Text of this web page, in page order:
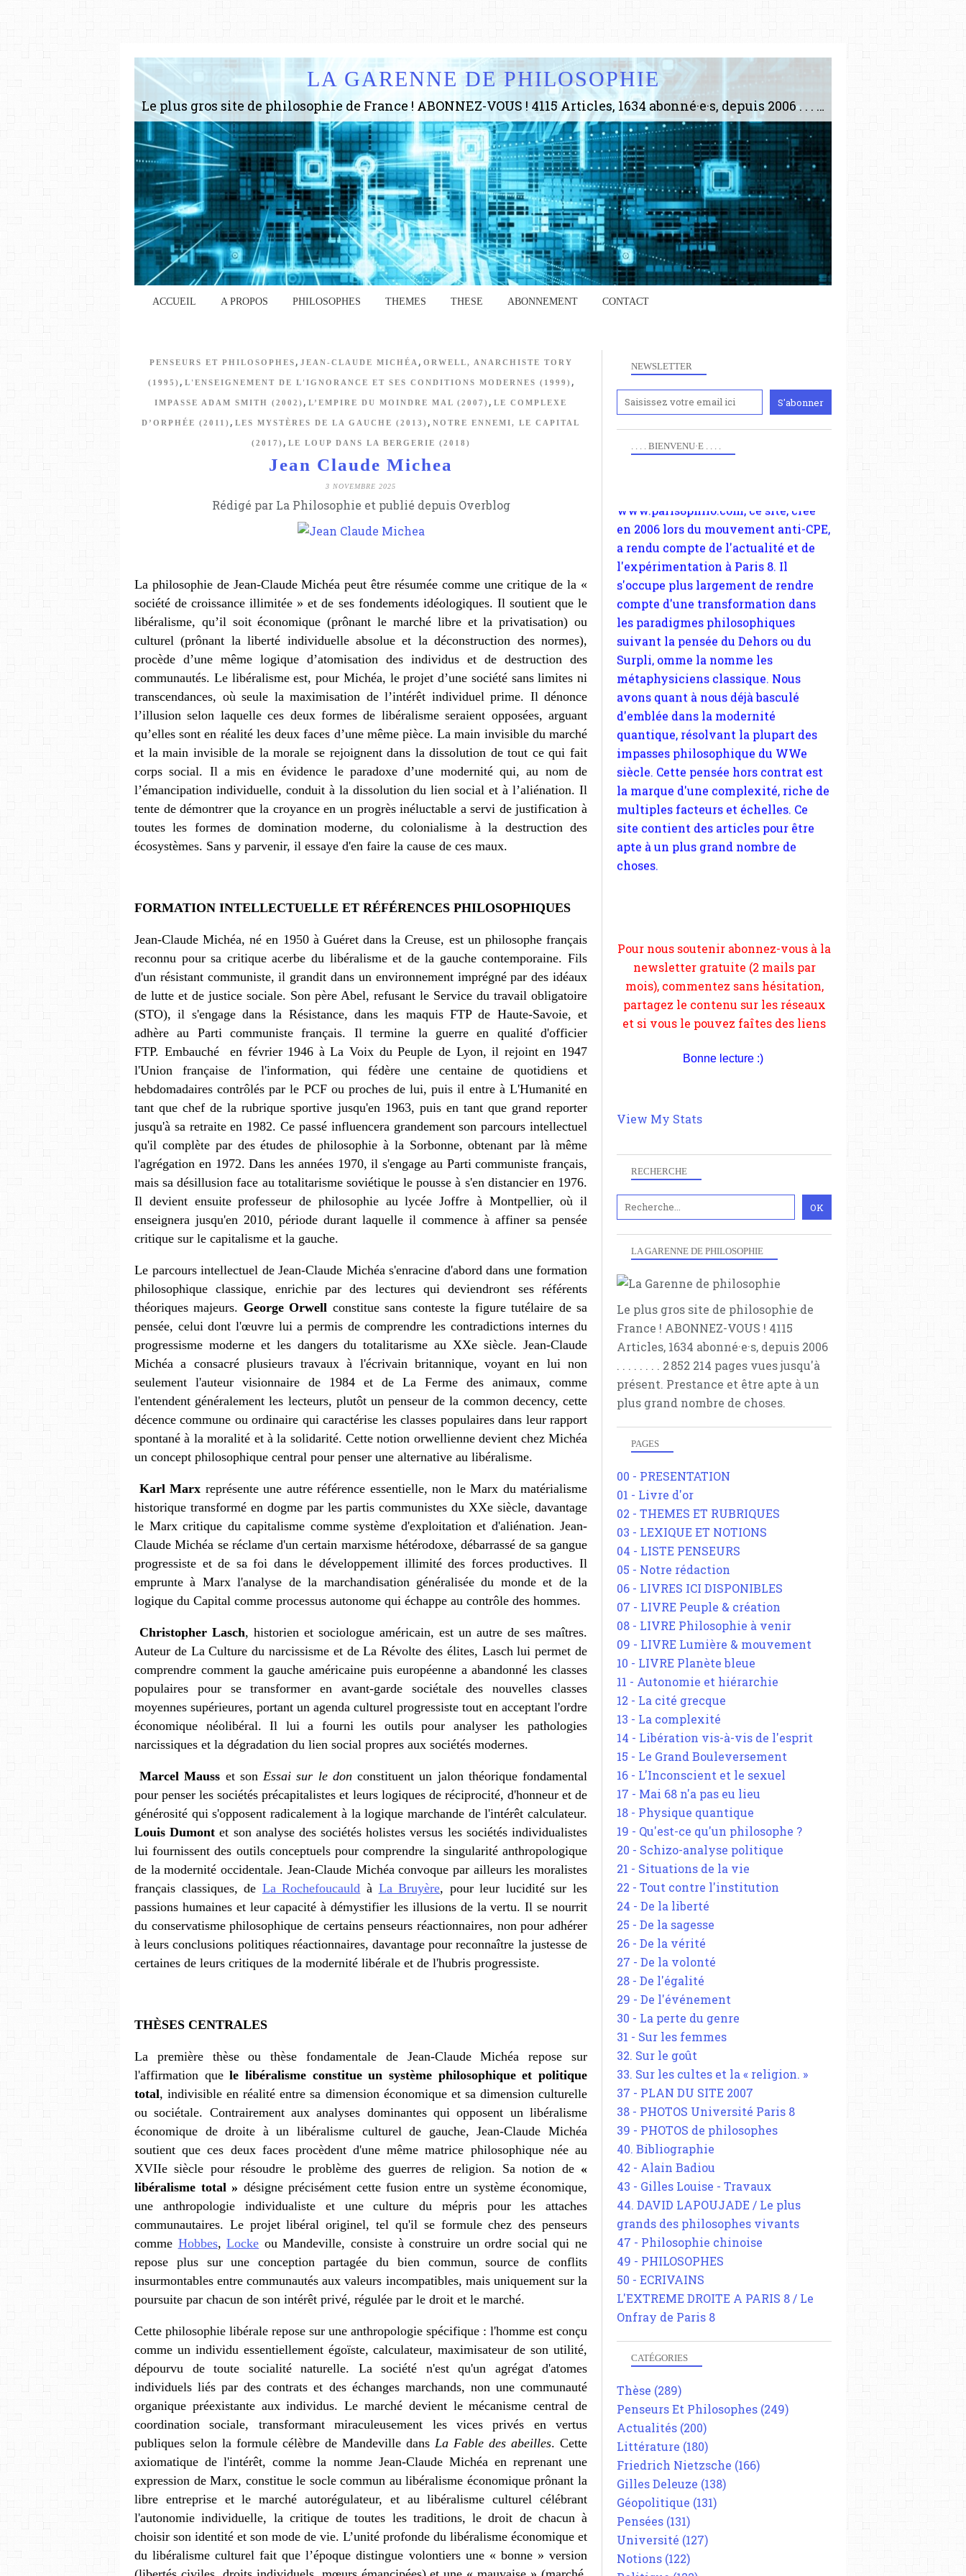
LA GARENNE DE PHILOSOPHIE
Le plus gros site de philosophie de France ! ABONNEZ-VOUS ! 4115 Articles, 1634 abonné·e·s, depuis 2006 . . . . . . . . 2 852 214 pages vues jusqu'à présent. Prestance et être apte à un plus grand nombre de choses.
ACCUEIL A PROPOS PHILOSOPHES THEMES THESE ABONNEMENT CONTACT
PENSEURS ET PHILOSOPHES , JEAN-CLAUDE MICHÉA , ORWELL, ANARCHISTE TORY
(1995) , L'ENSEIGNEMENT DE L'IGNORANCE ET SES CONDITIONS MODERNES (1999) ,
IMPASSE ADAM SMITH (2002) , L’EMPIRE DU MOINDRE MAL (2007) , LE COMPLEXE
D’ORPHÉE (2011) , LES MYSTÈRES DE LA GAUCHE (2013) , NOTRE ENNEMI, LE CAPITAL
(2017) , LE LOUP DANS LA BERGERIE (2018)
Jean Claude Michea
3 NOVEMBRE 2025
Rédigé par La Philosophie et publié depuis Overblog
La philosophie de Jean-Claude Michéa peut être résumée comme une critique de la «
société de croissance illimitée » et de ses fondements idéologiques. Il soutient que le
libéralisme, qu’il soit économique (prônant le marché libre et la privatisation) ou
culturel (prônant la liberté individuelle absolue et la déconstruction des normes),
procède d’une même logique d’atomisation des individus et de destruction des
communautés. Le libéralisme est, pour Michéa, le projet d’une société sans limites ni
transcendances, où seule la maximisation de l’intérêt individuel prime. Il dénonce
l’illusion selon laquelle ces deux formes de libéralisme seraient opposées, arguant
qu’elles sont en réalité les deux faces d’une même pièce. La main invisible du marché
et la main invisible de la morale se rejoignent dans la dissolution de tout ce qui fait
corps social. Il a mis en évidence le paradoxe d’une modernité qui, au nom de
l’émancipation individuelle, conduit à la dissolution du lien social et à l’aliénation. Il
tente de démontrer que la croyance en un progrès inéluctable a servi de justification à
toutes les formes de domination moderne, du colonialisme à la destruction des
écosystèmes. Sans y parvenir, il essaye d'en faire la cause de ces maux.
FORMATION INTELLECTUELLE ET RÉFÉRENCES PHILOSOPHIQUES
Jean-Claude Michéa, né en 1950 à Guéret dans la Creuse, est un philosophe français
reconnu pour sa critique acerbe du libéralisme et de la gauche contemporaine. Fils
d'un résistant communiste, il grandit dans un environnement imprégné par des idéaux
de lutte et de justice sociale. Son père Abel, refusant le Service du travail obligatoire
(STO), il s'engage dans la Résistance, dans les maquis FTP de Haute-Savoie, et
adhère au Parti communiste français. Il termine la guerre en qualité d'officier
FTP. Embauché en février 1946 à La Voix du Peuple de Lyon, il rejoint en 1947
l'Union française de l'information, qui fédère une centaine de quotidiens et
hebdomadaires contrôlés par le PCF ou proches de lui, puis il entre à L'Humanité en
tant que chef de la rubrique sportive jusqu'en 1963, puis en tant que grand reporter
jusqu'à sa retraite en 1982. Ce passé influencera grandement son parcours intellectuel
qu'il complète par des études de philosophie à la Sorbonne, obtenant par là même
l'agrégation en 1972. Dans les années 1970, il s'engage au Parti communiste français,
mais sa désillusion face au totalitarisme soviétique le pousse à s'en distancier en 1976.
Il devient ensuite professeur de philosophie au lycée Joffre à Montpellier, où il
enseignera jusqu'en 2010, période durant laquelle il commence à affiner sa pensée
critique sur le capitalisme et la gauche.
Le parcours intellectuel de Jean-Claude Michéa s'enracine d'abord dans une formation
philosophique classique, enrichie par des lectures qui deviendront ses référents
théoriques majeurs. George Orwell constitue sans conteste la figure tutélaire de sa
pensée, celui dont l'œuvre lui a permis de comprendre les contradictions internes du
progressisme moderne et les dangers du totalitarisme au XXe siècle. Jean-Claude
Michéa a consacré plusieurs travaux à l'écrivain britannique, voyant en lui non
seulement l'auteur visionnaire de 1984 et de La Ferme des animaux, comme
l'entendent généralement les lecteurs, plutôt un penseur de la common decency, cette
décence commune ou ordinaire qui caractérise les classes populaires dans leur rapport
spontané à la moralité et à la solidarité. Cette notion orwellienne devient chez Michéa
un concept philosophique central pour penser une alternative au libéralisme.
Karl Marx représente une autre référence essentielle, non le Marx du matérialisme
historique transformé en dogme par les partis communistes du XXe siècle, davantage
le Marx critique du capitalisme comme système d'exploitation et d'aliénation. Jean-
Claude Michéa se réclame d'un certain marxisme hétérodoxe, débarrassé de sa gangue
progressiste et de sa foi dans le développement illimité des forces productives. Il
emprunte à Marx l'analyse de la marchandisation généralisée du monde et de la
logique du Capital comme processus autonome qui échappe au contrôle des hommes.
Christopher Lasch, historien et sociologue américain, est un autre de ses maîtres.
Auteur de La Culture du narcissisme et de La Révolte des élites, Lasch lui permet de
comprendre comment la gauche américaine puis européenne a abandonné les classes
populaires pour se transformer en avant-garde sociétale des nouvelles classes
moyennes supérieures, portant un agenda culturel progressiste tout en acceptant l'ordre
économique néolibéral. Il lui a fourni les outils pour analyser les pathologies
narcissiques et la dégradation du lien social propres aux sociétés modernes.
Marcel Mauss et son Essai sur le don constituent un jalon théorique fondamental
pour penser les sociétés précapitalistes et leurs logiques de réciprocité, d'honneur et de
générosité qui s'opposent radicalement à la logique marchande de l'intérêt calculateur.
Louis Dumont et son analyse des sociétés holistes versus les sociétés individualistes
lui fournissent des outils conceptuels pour comprendre la singularité anthropologique
de la modernité occidentale. Jean-Claude Michéa convoque par ailleurs les moralistes
français classiques, de La Rochefoucauld à La Bruyère, pour leur lucidité sur les
passions humaines et leur capacité à démystifier les illusions de la vertu. Il se nourrit
du conservatisme philosophique de certains penseurs réactionnaires, non pour adhérer
à leurs conclusions politiques réactionnaires, davantage pour reconnaître la justesse de
certaines de leurs critiques de la modernité libérale et de l'hubris progressiste.
THÈSES CENTRALES
La première thèse ou thèse fondamentale de Jean-Claude Michéa repose sur
l'affirmation quele libéralisme constitue un système philosophique et politique
total, indivisible en réalité entre sa dimension économique et sa dimension culturelle
ou sociétale. Contrairement aux analyses dominantes qui opposent un libéralisme
économique de droite à un libéralisme culturel de gauche, Jean-Claude Michéa
soutient que ces deux faces procèdent d'une même matrice philosophique née au
XVIIe siècle pour résoudre le problème des guerres de religion. Sa notion de «
libéralisme total » désigne précisément cette fusion entre un système économique,
une anthropologie individualiste et une culture du mépris pour les attaches
communautaires. Le projet libéral originel, tel qu'il se formule chez des penseurs
comme Hobbes,Locke ou Mandeville, consiste à construire un ordre social qui ne
repose plus sur une conception partagée du bien commun, source de conflits
insurmontables entre communautés aux valeurs incompatibles, mais uniquement sur la
poursuite par chacun de son intérêt privé, régulée par le droit et le marché.
Cette philosophie libérale repose sur une anthropologie spécifique : l'homme est conçu
comme un individu essentiellement égoïste, calculateur, maximisateur de son utilité,
dépourvu de toute socialité naturelle. La société n'est qu'un agrégat d'atomes
individuels liés par des contrats et des échanges marchands, non une communauté
organique préexistante aux individus. Le marché devient le mécanisme central de
coordination sociale, transformant miraculeusement les vices privés en vertus
publiques selon la formule célèbre de Mandeville dans La Fable des abeilles. Cette
axiomatique de l'intérêt, comme la nomme Jean-Claude Michéa en reprenant une
expression de Marx, constitue le socle commun au libéralisme économique prônant la
libre entreprise et le marché autorégulateur, et au libéralisme culturel célébrant
l'autonomie individuelle, la critique de toutes les traditions, le droit de chacun à
choisir son identité et son mode de vie. L’unité profonde du libéralisme économique et
du libéralisme culturel fait que l’époque distingue volontiers une « bonne » version
NEWSLETTER
RECHERCHE
LA GARENNE DE PHILOSOPHIE
Le plus gros site de philosophie de
France ! ABONNEZ-VOUS ! 4115
Articles, 1634 abonné·e·s, depuis 2006
. . . . . . . . 2 852 214 pages vues jusqu'à
présent. Prestance et être apte à un
plus grand nombre de choses.
PAGES
00 - PRESENTATION
01 - Livre d'or
02 - THEMES ET RUBRIQUES
03 - LEXIQUE ET NOTIONS
04 - LISTE PENSEURS
05 - Notre rédaction
06 - LIVRES ICI DISPONIBLES
07 - LIVRE Peuple & création
08 - LIVRE Philosophie à venir
09 - LIVRE Lumière & mouvement
10 - LIVRE Planète bleue
11 - Autonomie et hiérarchie
12 - La cité grecque
13 - La complexité
14 - Libération vis-à-vis de l'esprit
15 - Le Grand Bouleversement
16 - L'Inconscient et le sexuel
17 - Mai 68 n'a pas eu lieu
18 - Physique quantique
19 - Qu'est-ce qu'un philosophe ?
20 - Schizo-analyse politique
21 - Situations de la vie
22 - Tout contre l'institution
24 - De la liberté
25 - De la sagesse
26 - De la vérité
27 - De la volonté
28 - De l'égalité
29 - De l'événement
30 - La perte du genre
31 - Sur les femmes
32. Sur le goût
33. Sur les cultes et la « religion. »
37 - PLAN DU SITE 2007
38 - PHOTOS Université Paris 8
39 - PHOTOS de philosophes
40. Bibliographie
42 - Alain Badiou
43 - Gilles Louise - Travaux
44. DAVID LAPOUJADE / Le plus
grands des philosophes vivants
47 - Philosophie chinoise
49 - PHILOSOPHES
50 - ECRIVAINS
L'EXTREME DROITE A PARIS 8 / Le
Onfray de Paris 8
CATÉGORIES
Thèse (289)
Penseurs Et Philosophes (249)
Actualités (200)
Littérature (180)
Friedrich Nietzsche (166)
Gilles Deleuze (138)
Géopolitique (131)
Pensées (131)
Université (127)
Notions (122)
. . . . BIENVENU·E . . . .
Anciennement
www.paris8philo.com, ce site, créé
en 2006 lors du mouvement anti-CPE,
compte d'une transformation dans
les paradigmes philosophiques
suivant la pensée du Dehors ou du
Surpli, omme la nomme les
métaphysiciens classique. Nous
avons quant à nous déjà basculé
d'emblée dans la modernité
quantique, résolvant la plupart des
impasses philosophique du WWe
siècle. Cette pensée hors contrat est
la marque d'une complexité, riche de
multiples facteurs et échelles. Ce
site contient des articles pour être
apte à un plus grand nombre de
choses.
et si vous le pouvez faîtes des liens
depuis votre site.
Bonne lecture :)
View My Stats